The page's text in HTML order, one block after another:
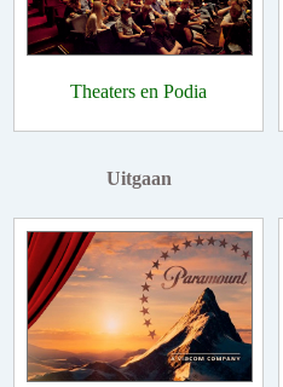
Theaters en Podia
Uitgaan